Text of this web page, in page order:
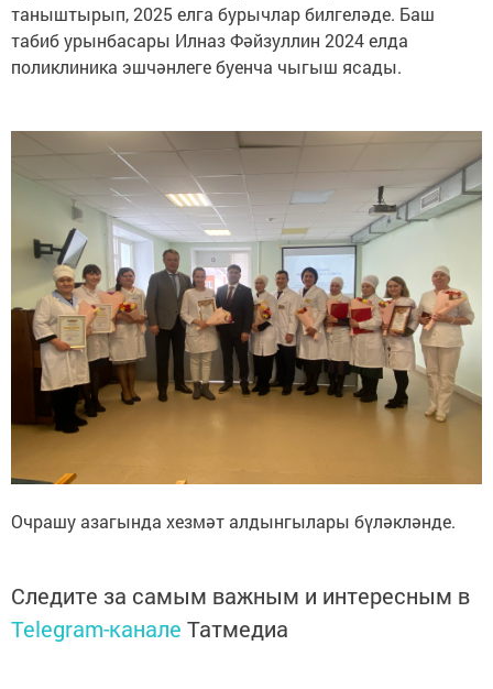
таныштырып, 2025 елга бурычлар билгеләде. Баш
табиб урынбасары Илназ Фәйзуллин 2024 елда
поликлиника эшчәнлеге буенча чыгыш ясады.
Очрашу азагында хезмәт алдынгылары бүләкләнде.
Следите за самым важным и интересным в
Telegram-канале Татмедиа